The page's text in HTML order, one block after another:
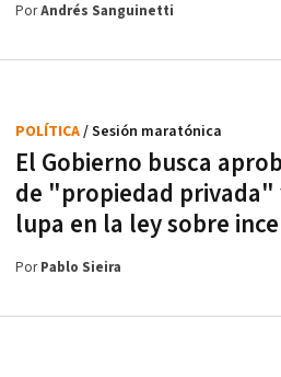
PorAndrés Sanguinetti
El Gobierno busca
de "propiedad privada"
lupa en la ley sobre
POLÍTICA/ Sesión maratónica
PorPablo Sieira